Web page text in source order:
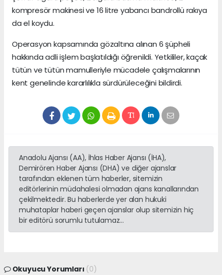
kompresör makinesi ve 16 litre yabancı bandrollü rakıya
da el koydu.
Operasyon kapsamında gözaltına alınan 6 şüpheli
hakkında adli işlem başlatıldığı öğrenildi. Yetkililer, kaçak
tütün ve tütün mamulleriyle mücadele çalışmalarının
kent genelinde kararlılıkla sürdürüleceğini bildirdi.
Anadolu Ajansı (AA), İhlas Haber Ajansı (İHA),
Demirören Haber Ajansı (DHA) ve diğer ajanslar
tarafından eklenen tüm haberler, sitemizin
editörlerinin müdahalesi olmadan ajans kanallarından
çekilmektedir. Bu haberlerde yer alan hukuki
muhataplar haberi geçen ajanslar olup sitemizin hiç
bir editörü sorumlu tutulamaz...
Okuyucu Yorumları (0)